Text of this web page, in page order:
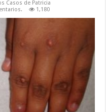
Casos de Patricia
1,180